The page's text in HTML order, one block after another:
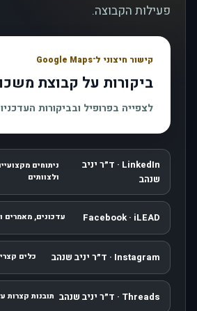
פעילות הקבוצה.
קישור חיצוני ל־Google Maps
ביקורות על קבוצת
לצפייה בפרופיל ובביקורות
LinkedIn · ד״ר יניב
שנהב
ניתוחים
ולצוותים
, נפתח בחלון חדש
Facebook · iLEAD עדכונים, מאמרים , נפתח בחלון חדש
Instagram · ד״ר יניב שנהב כלים , נפתח בחלון חדש
Threads · ד״ר יניב שנהב תובנות קצרות , נפתח בחלון חדש